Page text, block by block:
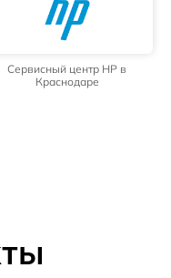
Сервисный центр HP в
Краснодаре